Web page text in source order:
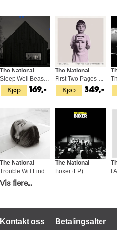
Kjøp
The National
Sleep Well Beast (CD)
169,- Kjøp
The National
First Two Pages Of Frankenstein (LP)
349,-
Kjøp
The National
429,-
The National
Boxer (LP)
Vis flere...
Kontakt oss